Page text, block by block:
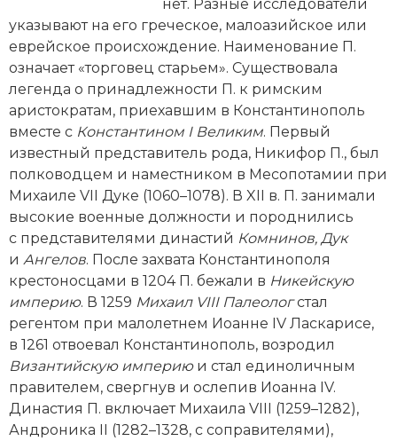
Генеалогия, геральдика
Государство и право
Европа
Империи
Историческая география и топонимика
История материальной и духовной культуры
История международных отношений
История, философия, теория и методология
исторического знания
Итория международных отношений
Латинская Америка
Новая история
нет. Разные исследователи
указывают на его греческое, малоазийское или
еврейское происхождение. Наименование П.
означает «торговец старьем». Существовала
легенда о принадлежности П. к римским
аристократам, приехавшим в Константинополь
вместе с Константином IВеликим. Первый
известный представитель рода, Никифор П., был
полководцем и наместником в Месопотамии при
Михаиле VII Дуке (1060–1078). В XII в. П. занимали
высокие военные должности и породнились
с представителями династий Комнинов, Дук
и Ангелов. После захвата Константинополя
крестоносцами в 1204 П. бежали в Никейскую
империю. В 1259 Михаил VIII Палеологстал
регентом при малолетнем Иоанне IV Ласкарисе,
в 1261 отвоевал Константинополь, возродил
Византийскую империюи стал единоличным
правителем, свергнув и ослепив Иоанна IV.
Династия П. включает Михаила VIII (1259–1282),
Андроника II (1282–1328, с соправителями),